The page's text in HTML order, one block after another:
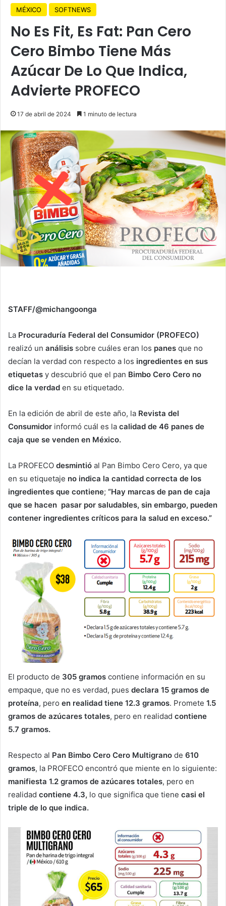
MÉXICO SOFTNEWS
No Es Fit, Es Fat: Pan Cero
Cero Bimbo Tiene Más
Azúcar De Lo Que Indica,
Advierte PROFECO
17 de abril de 2024 1 minuto de lectura
STAFF/@michangoonga
La Procuraduría Federal del Consumidor (PROFECO)
realizó un análisis sobre cuáles eran los panes que no
decían la verdad con respecto a los ingredientes en sus
etiquetas y descubrió que el pan Bimbo Cero Cero no
dice la verdad en su etiquetado.
En la edición de abril de este año, la Revista del
Consumidor informó cuál es la calidad de 46 panes de
caja que se venden en México.
La PROFECO desmintió al Pan Bimbo Cero Cero, ya que
en su etiquetaje no indica la cantidad correcta de los
ingredientes que contiene; “Hay marcas de pan de caja
que se hacen pasar por saludables, sin embargo, pueden
contener ingredientes críticos para la salud en exceso.”
El producto de 305 gramos contiene información en su
empaque, que no es verdad, pues declara 15 gramos de
proteína, pero en realidad tiene 12.3 gramos. Promete 1.5
gramos de azúcares totales, pero en realidad contiene
5.7 gramos.
Respecto al Pan Bimbo Cero Cero Multigrano de 610
gramos, la PROFECO encontró que miente en lo siguiente:
manifiesta 1.2 gramos de azúcares totales, pero en
realidad contiene 4.3, lo que significa que tiene casi el
triple de lo que indica.